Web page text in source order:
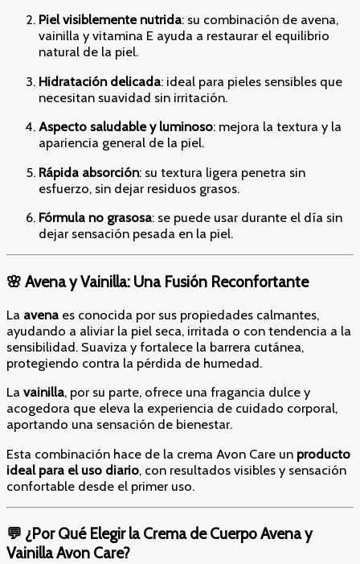
Piel visiblemente nutrida: su combinación de avena,
vainilla y vitamina E ayuda a restaurar el equilibrio
natural de la piel.
Hidratación delicada: ideal para pieles sensibles que
necesitan suavidad sin irritación.
Aspecto saludable y luminoso: mejora la textura y la
apariencia general de la piel.
Rápida absorción: su textura ligera penetra sin
esfuerzo, sin dejar residuos grasos.
Fórmula no grasosa: se puede usar durante el día sin
dejar sensación pesada en la piel.
🌸 Avena y Vainilla: Una Fusión Reconfortante
La avena es conocida por sus propiedades calmantes,
ayudando a aliviar la piel seca, irritada o con tendencia a la
sensibilidad. Suaviza y fortalece la barrera cutánea,
protegiendo contra la pérdida de humedad.
La vainilla, por su parte, ofrece una fragancia dulce y
acogedora que eleva la experiencia de cuidado corporal,
aportando una sensación de bienestar.
Esta combinación hace de la crema Avon Care un producto
ideal para el uso diario, con resultados visibles y sensación
confortable desde el primer uso.
💬 ¿Por Qué Elegir la Crema de Cuerpo Avena y
Vainilla Avon Care?